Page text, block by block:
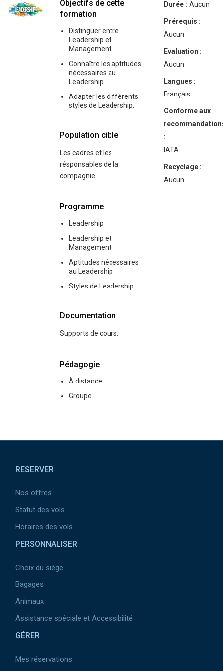
Objectifs de cette
formation
Distinguer entre
Leadership et
Management.
Connaître les aptitudes
nécessaires au
Leadership.
Adapter les différents
styles de Leadership.
Population cible
Les cadres et les
résponsables de la
compagnie.
Programme
Leadership
Leadership et
Management
Aptitudes nécessaires
au Leadership
Styles de Leadership
Documentation
Supports de cours.
Pédagogie
À distance.
Groupe.
Durée : Aucun
Prérequis :
Aucun
Evaluation :
Aucun
Langues :
Français
Conforme aux
:
IATA
Recyclage :
Aucun
RESERVER
Nos offres
Statut des vols
Horaires des vols
PERSONNALISER
Choix du siège
Bagages
Animaux
Assistance spéciale et Accessibilité
GÉRER
Mes réservations